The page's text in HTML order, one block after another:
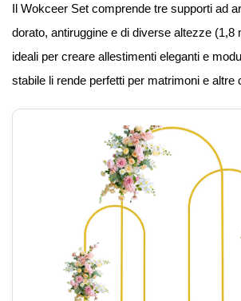
Il Wokceer Set comprende tre supporti ad
dorato, antiruggine e di diverse altezze (1,8
ideali per creare allestimenti eleganti e
stabile li rende perfetti per matrimoni e altre